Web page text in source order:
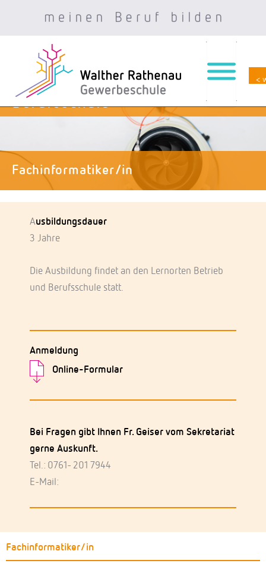
Zum
<
Berufsschule
Fachinformatiker/in
Ausbildungsdauer
3 Jahre
Die Ausbildung findet an den Lernorten Betrieb
und Berufsschule statt.
Anmeldung
Online-Formular
Bei Fragen gibt Ihnen Fr. Geiser vom Sekretariat
gerne Auskunft.
Tel.: 0761- 201 7944
E-Mail:
Fachinformatiker/in